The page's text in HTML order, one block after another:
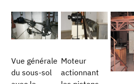
Vue générale
du sous-sol
Moteur
actionnant